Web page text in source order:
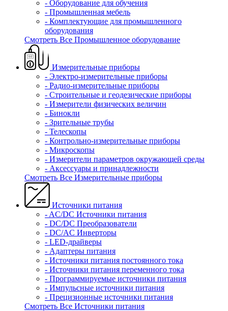
- Оборудование для обучения
- Промышленная мебель
- Комплектующие для промышленного
оборудования
Смотреть Все Промышленное оборудование
Измерительные приборы
- Электро-измерительные приборы
- Радио-измерительные приборы
- Строительные и геодезические приборы
- Измерители физических величин
- Бинокли
- Зрительные трубы
- Телескопы
- Контрольно-измерительные приборы
- Микроскопы
- Измерители параметров окружающей среды
- Аксессуары и принадлежности
Смотреть Все Измерительные приборы
Источники питания
- AC/DC Источники питания
- DC/DC Преобразователи
- DC/AC Инверторы
- LED-драйверы
- Адаптеры питания
- Источники питания постоянного тока
- Источники питания переменного тока
- Программируемые источники питания
- Импульсные источники питания
- Прецизионные источники питания
Смотреть Все Источники питания